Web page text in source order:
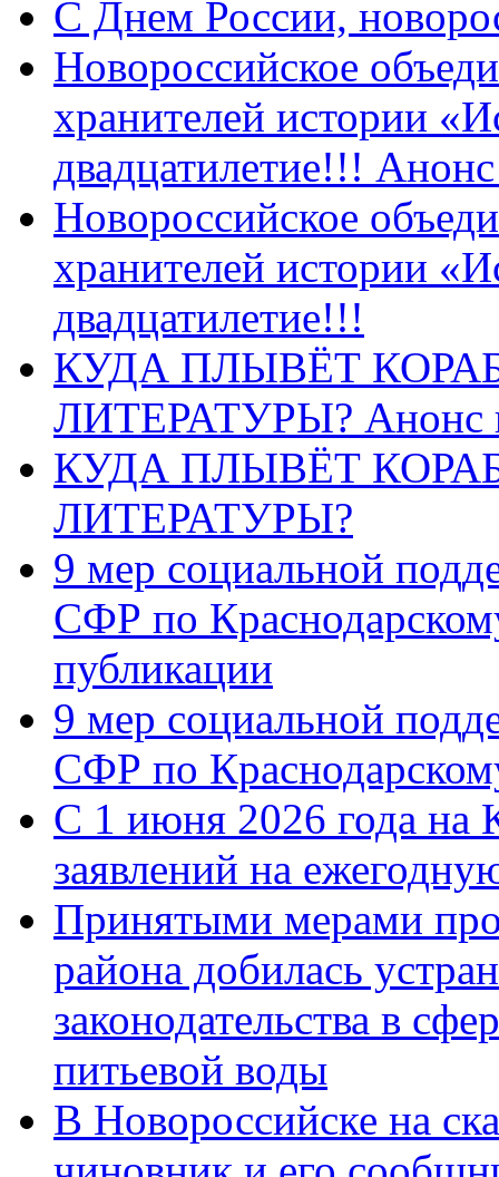
C Днем России,
Новороссийское
хранителей истории
двадцатилетие!!!
Новороссийское
хранителей истории
двадцатилетие!!!
КУДА ПЛЫВЁТ
ЛИТЕРАТУРЫ? Анонс
КУДА ПЛЫВЁТ
ЛИТЕРАТУРЫ?
9 мер социальной
СФР по
публикации
9 мер социальной
СФР по
С 1 июня 2026 года на
заявлений на
Принятыми мерами
района добилась
законодательства в
питьевой воды
В Новороссийске на